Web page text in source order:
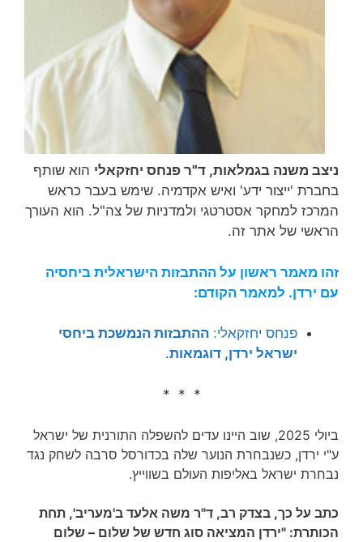
ניצב משנה בגמלאות, ד"ר פנחס יחזקאלי הוא שותף
בחברת 'ייצור ידע' ואיש אקדמיה. שימש בעבר כראש
המרכז למחקר אסטרטגי ולמדניות של צה"ל. הוא העורך
הראשי של אתר זה.
זהו מאמר ראשון על ההתבזות הישראלית ביחסיה
עם ירדן. למאמר הקודם:
פנחס יחזקאלי: ההתבזות הנמשכת ביחסי
ישראל ירדן, דוגמאות.
* * *
ביולי 2025, שוב היינו עדים להשפלה התורנית של ישראל
ע"י ירדן, כשנבחרת הנוער שלה בכדורסל סרבה לשחק נגד
נבחרת ישראל באליפות העולם בשווייץ.
כתב על כך, בצדק רב, ד"ר משה אלעד ב'מעריב', תחת
הכותרת: "ירדן המציאה סוג חדש של שלום – שלום